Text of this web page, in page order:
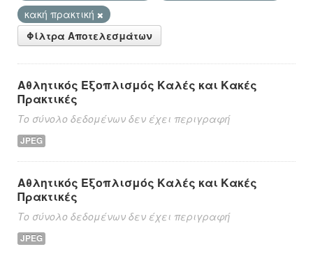
κακή πρακτική
Φίλτρα Αποτελεσμάτων
Αθλητικός Εξοπλισμός Καλές και Κακές
Πρακτικές
Το σύνολο δεδομένων δεν έχει περιγραφή
JPEG
Αθλητικός Εξοπλισμός Καλές και Κακές
Πρακτικές
Το σύνολο δεδομένων δεν έχει περιγραφή
JPEG